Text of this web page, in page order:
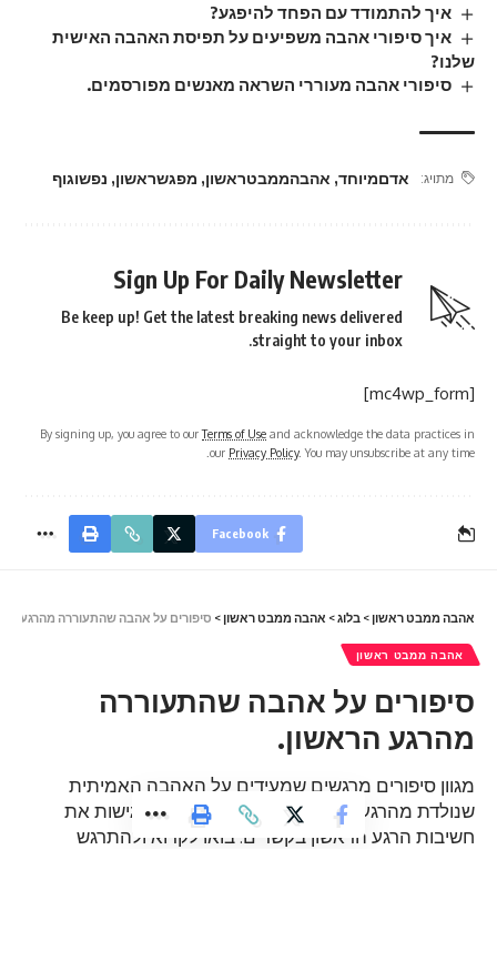
איך להתמודד עם הפחד להיפגע?
איך סיפורי אהבה משפיעים על תפיסת האהבה האישית
שלנו?
סיפורי אהבה מעוררי השראה מאנשים מפורסמים.
מתויג: אדםמיוחד, אהבהממבטראשון, מפגשראשון, נפשוגוף
Sign Up For Daily Newsletter
Be keep up! Get the latest breaking news delivered
straight to your inbox.
[mc4wp_form]
By signing up, you agree to ourTerms of Use and acknowledge the data practices in
our Privacy Policy. You may unsubscribe at any time.
Facebook
אהבה ממבט ראשון > בלוג> אהבה ממבט ראשון > סיפורים על אהבה שהתעוררה מהרגע
אהבה ממבט ראשון
סיפורים על אהבה שהתעוררה
מהרגע הראשון.
מגוון סיפורים מרגשים שמעידים על האהבה האמיתית
שנולדת מהרגע הראשון. חוויות אמיתיות שמדגישות את
חשיבות הרגע הראשון בקשרים. בואו לקרוא ולהתרגש